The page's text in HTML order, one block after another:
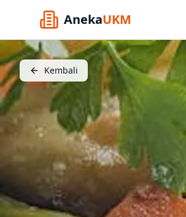
AnekaUKM
Kembali